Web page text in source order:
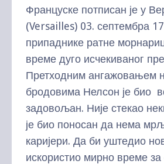
Француске потписан је у
(Versailles) 03. септембра
припаднике ратне
време дуго исчекиваног
Претходним ангажовањем
бродовима Нелсон је био
задовољан. Није стекао
је био поносан да нема
каријери. Да би уштедио
искористио мирно време